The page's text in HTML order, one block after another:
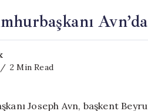
2 Min Read
Joseph Avn, başkent